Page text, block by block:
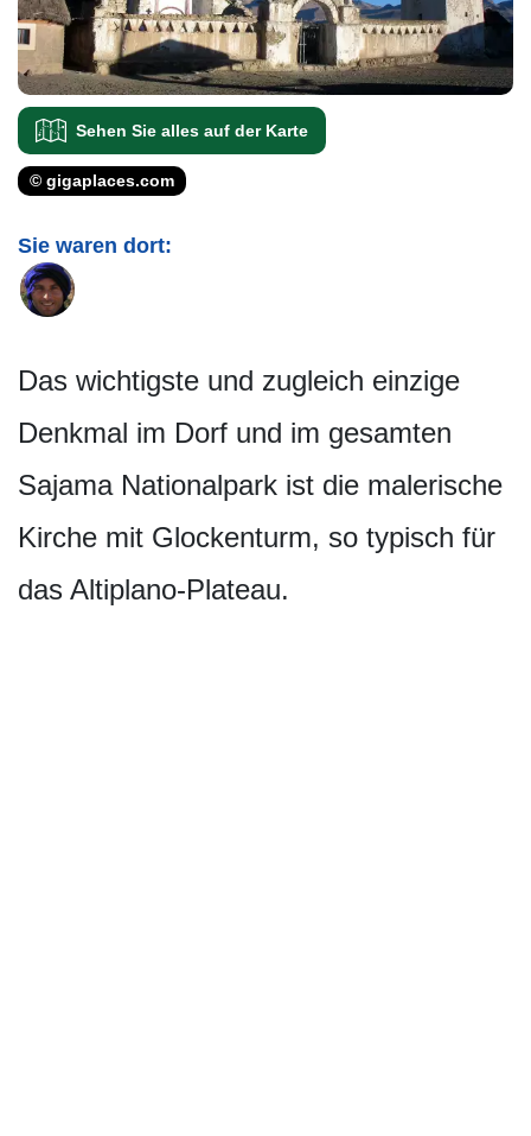
Sehen Sie alles auf der Karte
© gigaplaces.com
Sie waren dort:
Das wichtigste und zugleich einzige
Denkmal im Dorf und im gesamten
Sajama Nationalpark ist die malerische
Kirche mit Glockenturm, so typisch für
das Altiplano-Plateau.